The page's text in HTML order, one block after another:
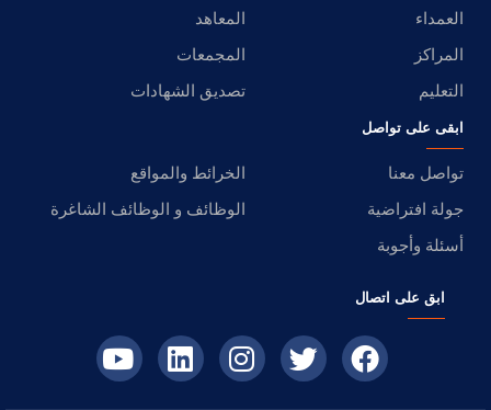
العمداء
المعاهد
المراكز
المجمعات
التعليم
تصديق الشهادات
ابقى على تواصل
تواصل معنا
الخرائط والمواقع
جولة افتراضية
الوظائف و الوظائف الشاغرة
أسئلة وأجوبة
ابق على اتصال